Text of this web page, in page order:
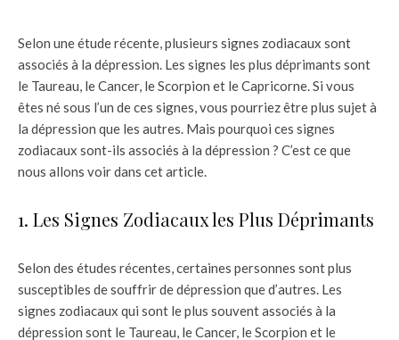
Selon une étude récente, plusieurs signes zodiacaux sont
associés à la dépression. Les signes les plus déprimants sont
le Taureau, le Cancer, le Scorpion et le Capricorne. Si vous
êtes né sous l’un de ces signes, vous pourriez être plus sujet à
la dépression que les autres. Mais pourquoi ces signes
zodiacaux sont-ils associés à la dépression ? C’est ce que
nous allons voir dans cet article.
1. Les Signes Zodiacaux les Plus Déprimants
Selon des études récentes, certaines personnes sont plus
susceptibles de souffrir de dépression que d’autres. Les
signes zodiacaux qui sont le plus souvent associés à la
dépression sont le Taureau, le Cancer, le Scorpion et le